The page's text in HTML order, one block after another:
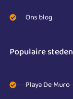
Ons blog
Populaire steden
Playa De Muro